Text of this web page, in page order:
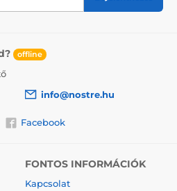
meg róla, hogy a fal
és pormentes. A legjobb
ajánlott az alapozás. A nagy
tapéták könnyen kezelhetők,
használja a mellékelt
offline
info@nostre.hu
Facebook
FONTOS INFORMÁCIÓK
Kapcsolat